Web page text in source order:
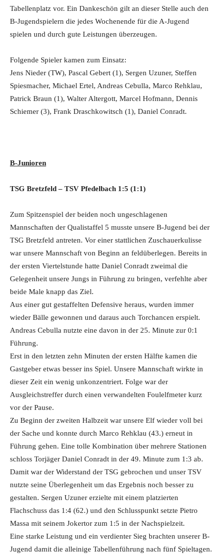
Tabellenplatz vor. Ein Dankeschön gilt an dieser Stelle auch den
B-Jugendspielern die jedes Wochenende für die A-Jugend
spielen und durch gute Leistungen überzeugen.
Folgende Spieler kamen zum Einsatz:
Jens Nieder (TW), Pascal Gebert (1), Sergen Uzuner, Steffen
Spiesmacher, Michael Ertel, Andreas Cebulla, Marco Rehklau,
Patrick Braun (1), Walter Altergott, Marcel Hofmann, Dennis
Schiemer (3), Frank Draschkowitsch (1), Daniel Conradt.
B-Junioren
TSG Bretzfeld – TSV Pfedelbach 1:5 (1:1)
Zum Spitzenspiel der beiden noch ungeschlagenen
Mannschaften der Qualistaffel 5 musste unsere B-Jugend bei der
TSG Bretzfeld antreten. Vor einer stattlichen Zuschauerkulisse
war unsere Mannschaft von Beginn an feldüberlegen. Bereits in
der ersten Viertelstunde hatte Daniel Conradt zweimal die
Gelegenheit unsere Jungs in Führung zu bringen, verfehlte aber
beide Male knapp das Ziel.
Aus einer gut gestaffelten Defensive heraus, wurden immer
wieder Bälle gewonnen und daraus auch Torchancen erspielt.
Andreas Cebulla nutzte eine davon in der 25. Minute zur 0:1
Führung.
Erst in den letzten zehn Minuten der ersten Hälfte kamen die
Gastgeber etwas besser ins Spiel. Unsere Mannschaft wirkte in
dieser Zeit ein wenig unkonzentriert. Folge war der
Ausgleichstreffer durch einen verwandelten Foulelfmeter kurz
vor der Pause.
Zu Beginn der zweiten Halbzeit war unsere Elf wieder voll bei
der Sache und konnte durch Marco Rehklau (43.) erneut in
Führung gehen. Eine tolle Kombination über mehrere Stationen
schloss Torjäger Daniel Conradt in der 49. Minute zum 1:3 ab.
Damit war der Widerstand der TSG gebrochen und unser TSV
nutzte seine Überlegenheit um das Ergebnis noch besser zu
gestalten. Sergen Uzuner erzielte mit einem platzierten
Flachschuss das 1:4 (62.) und den Schlusspunkt setzte Pietro
Massa mit seinem Jokertor zum 1:5 in der Nachspielzeit.
Eine starke Leistung und ein verdienter Sieg brachten unserer B-
Jugend damit die alleinige Tabellenführung nach fünf Spieltagen.